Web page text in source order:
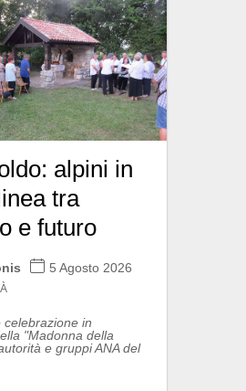
alpini in
tra
e futuro
5 Agosto 2026
celebrazione in
"Madonna della
e gruppi ANA del